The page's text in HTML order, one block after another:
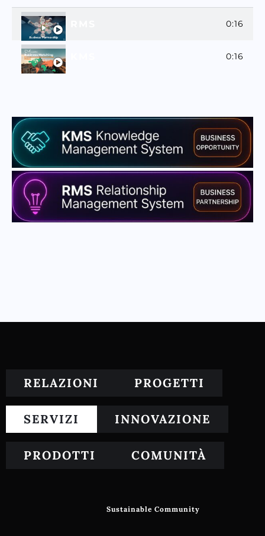
0:16
0:16
RELAZIONI PROGETTI
SERVIZI INNOVAZIONE
PRODOTTI COMUNITÀ
Sustainable Community